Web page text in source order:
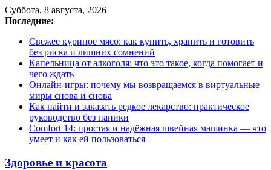
Суббота, 8 августа, 2026
Последние:
Свежее куриное мясо: как купить, хранить и готовить
без риска и лишних сомнений
Капельница от алкоголя: что это такое, когда помогает и
чего ждать
Онлайн-игры: почему мы возвращаемся в виртуальные
миры снова и снова
Как найти и заказать редкое лекарство: практическое
руководство без паники
Comfort 14: простая и надёжная швейная машинка — что
умеет и как ей пользоваться
Здоровье и красота